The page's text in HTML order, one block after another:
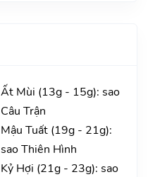
Ất Mùi (13g - 15g): sao
Câu Trận
Mậu Tuất (19g - 21g):
sao Thiên Hình
Kỷ Hợi (21g - 23g): sao